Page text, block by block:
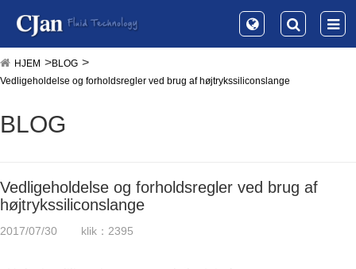
HJEM
BLOG
Vedligeholdelse og forholdsregler ved brug af højtrykssiliconslange
BLOG
Vedligeholdelse og forholdsregler ved brug af
højtrykssiliconslange
2017/07/30 klik：2395